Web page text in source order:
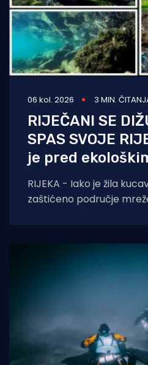
06 kol. 2026 3 MIN.
RIJEČANI SE
SPAS SVOJE
je pred
RIJEKA - Iako je žila
zaštićeno područje